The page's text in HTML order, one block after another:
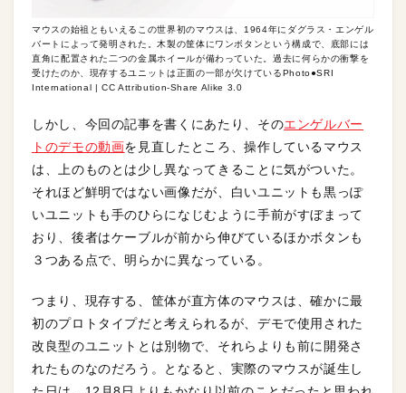
マウスの始祖ともいえるこの世界初のマウスは、1964年にダグラス・エンゲル
バートによって発明された。木製の筐体にワンボタンという構成で、底部には
直角に配置された二つの金属ホイールが備わっていた。過去に何らかの衝撃を
受けたのか、現存するユニットは正面の一部が欠けているPhoto●SRI
International | CC Attribution-Share Alike 3.0
しかし、今回の記事を書くにあたり、そのエンゲルバー
トのデモの動画を見直したところ、操作しているマウス
は、上のものとは少し異なってきることに気がついた。
それほど鮮明ではない画像だが、白いユニットも黒っぽ
いユニットも手のひらになじむように手前がすぼまって
おり、後者はケーブルが前から伸びているほかボタンも
３つある点で、明らかに異なっている。
つまり、現存する、筐体が直方体のマウスは、確かに最
初のプロトタイプだと考えられるが、デモで使用された
改良型のユニットとは別物で、それらよりも前に開発さ
れたものなのだろう。となると、実際のマウスが誕生し